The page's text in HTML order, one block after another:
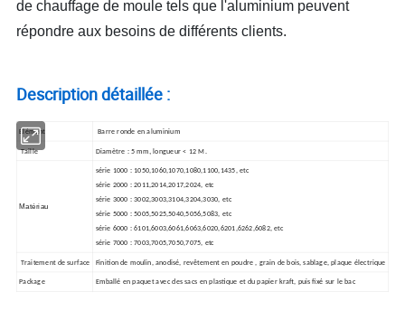
de chauffage de moule tels que l'aluminium peuvent
répondre aux besoins de différents clients.
Description détaillée :
Élément Barre ronde en aluminium
Taille Diamètre : 5 mm longueur < 12 M.
Matériau
série 1000 : 1050,1060,1070,1080,1100,1435, etc
série 2000 : 2011,2014,2017,2024, etc
série 3000 : 3002,3003,3104,3204,3030, etc
série 5000 : 5005,5025,5040,5056,5083, etc
série 6000 : 6101,6003,6061,6063,6020,6201,6262,6082, etc
série 7000 : 7003,7005,7050,7075, etc
Traitement de surface Finition de moulin, anodisé, revêtement en poudre , grain de bois, sablage, plaque électrique
Package Emballé en paquet avec des sacs en plastique et du papier kraft, puis fixé sur le bac